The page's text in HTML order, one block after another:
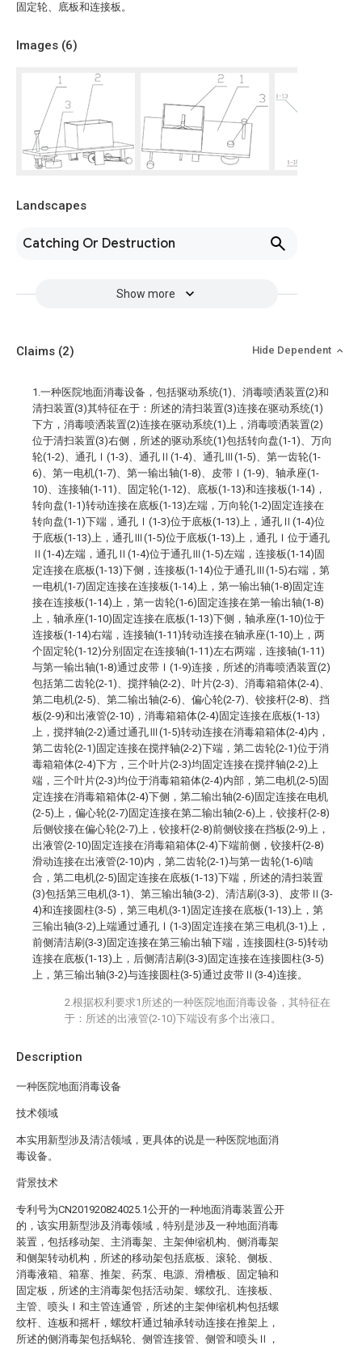
固定轮、底板和连接板。
Images (6)
Landscapes
Catching Or Destruction
Show more
Description
一种医院地面消毒设备
技术领域
本实用新型涉及清洁领域，更具体的说是一种医院地面消
毒设备。
背景技术
专利号为CN201920824025.1公开的一种地面消毒装置公开
的，该实用新型涉及消毒领域，特别是涉及一种地面消毒
装置，包括移动架、主消毒架、主架伸缩机构、侧消毒架
和侧架转动机构，所述的移动架包括底板、滚轮、侧板、
消毒液箱、箱塞、推架、药泵、电源、滑槽板、固定轴和
固定板，所述的主消毒架包括活动架、螺纹孔、连接板、
主管、喷头Ⅰ和主管连通管，所述的主架伸缩机构包括螺
纹杆、连板和摇杆，螺纹杆通过轴承转动连接在推架上，
所述的侧消毒架包括蜗轮、侧管连接管、侧管和喷头Ⅱ，
Claims (2) Hide Dependent
1.一种医院地面消毒设备，包括驱动系统(1)、消毒喷洒装置(2)和
清扫装置(3)其特征在于：所述的清扫装置(3)连接在驱动系统(1)
下方，消毒喷洒装置(2)连接在驱动系统(1)上，消毒喷洒装置(2)
位于清扫装置(3)右侧，所述的驱动系统(1)包括转向盘(1-1)、万向
轮(1-2)、通孔Ⅰ(1-3)、通孔Ⅱ(1-4)、通孔Ⅲ(1-5)、第一齿轮(1-
6)、第一电机(1-7)、第一输出轴(1-8)、皮带Ⅰ(1-9)、轴承座(1-
10)、连接轴(1-11)、固定轮(1-12)、底板(1-13)和连接板(1-14)，
转向盘(1-1)转动连接在底板(1-13)左端，万向轮(1-2)固定连接在
转向盘(1-1)下端，通孔Ⅰ(1-3)位于底板(1-13)上，通孔Ⅱ(1-4)位
于底板(1-13)上，通孔Ⅲ(1-5)位于底板(1-13)上，通孔Ⅰ位于通孔
Ⅱ(1-4)左端，通孔Ⅱ(1-4)位于通孔Ⅲ(1-5)左端，连接板(1-14)固
定连接在底板(1-13)下侧，连接板(1-14)位于通孔Ⅲ(1-5)右端，第
一电机(1-7)固定连接在连接板(1-14)上，第一输出轴(1-8)固定连
接在连接板(1-14)上，第一齿轮(1-6)固定连接在第一输出轴(1-8)
上，轴承座(1-10)固定连接在底板(1-13)下侧，轴承座(1-10)位于
连接板(1-14)右端，连接轴(1-11)转动连接在轴承座(1-10)上，两
个固定轮(1-12)分别固定在连接轴(1-11)左右两端，连接轴(1-11)
与第一输出轴(1-8)通过皮带Ⅰ(1-9)连接，所述的消毒喷洒装置(2)
包括第二齿轮(2-1)、搅拌轴(2-2)、叶片(2-3)、消毒箱箱体(2-4)、
第二电机(2-5)、第二输出轴(2-6)、偏心轮(2-7)、铰接杆(2-8)、挡
板(2-9)和出液管(2-10)，消毒箱箱体(2-4)固定连接在底板(1-13)
上，搅拌轴(2-2)通过通孔Ⅲ(1-5)转动连接在消毒箱箱体(2-4)内，
第二齿轮(2-1)固定连接在搅拌轴(2-2)下端，第二齿轮(2-1)位于消
毒箱箱体(2-4)下方，三个叶片(2-3)均固定连接在搅拌轴(2-2)上
端，三个叶片(2-3)均位于消毒箱箱体(2-4)内部，第二电机(2-5)固
定连接在消毒箱箱体(2-4)下侧，第二输出轴(2-6)固定连接在电机
(2-5)上，偏心轮(2-7)固定连接在第二输出轴(2-6)上，铰接杆(2-8)
后侧铰接在偏心轮(2-7)上，铰接杆(2-8)前侧铰接在挡板(2-9)上，
出液管(2-10)固定连接在消毒箱箱体(2-4)下端前侧，铰接杆(2-8)
滑动连接在出液管(2-10)内，第二齿轮(2-1)与第一齿轮(1-6)啮
合，第二电机(2-5)固定连接在底板(1-13)下端，所述的清扫装置
(3)包括第三电机(3-1)、第三输出轴(3-2)、清洁刷(3-3)、皮带Ⅱ(3-
4)和连接圆柱(3-5)，第三电机(3-1)固定连接在底板(1-13)上，第
三输出轴(3-2)上端通过通孔Ⅰ(1-3)固定连接在第三电机(3-1)上，
前侧清洁刷(3-3)固定连接在第三输出轴下端，连接圆柱(3-5)转动
连接在底板(1-13)上，后侧清洁刷(3-3)固定连接在连接圆柱(3-5)
上，第三输出轴(3-2)与连接圆柱(3-5)通过皮带Ⅱ(3-4)连接。
2.根据权利要求1所述的一种医院地面消毒设备，其特征在
于：所述的出液管(2-10)下端设有多个出液口。